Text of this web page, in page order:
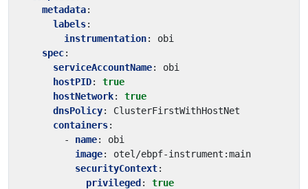
metadata:
labels:
instrumentation:
obi
spec:
serviceAccountName:
obi
hostPID:
true
hostNetwork:
true
dnsPolicy:
ClusterFirstWithHostNet
containers:
- name:
obi
image:
otel/ebpf-instrument:main
securityContext:
privileged :
true